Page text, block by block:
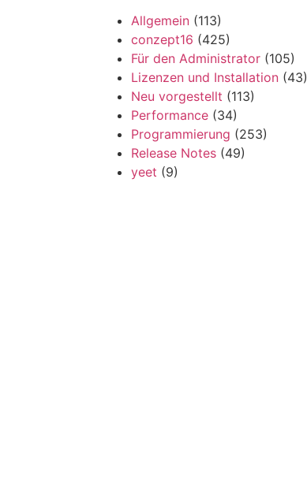
Allgemein (113)
conzept16 (425)
Für den Administrator (105)
Lizenzen und Installation (43)
Neu vorgestellt (113)
Performance (34)
Programmierung (253)
Release Notes (49)
yeet (9)